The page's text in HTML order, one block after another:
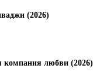
(2026)
компания любви (2026)